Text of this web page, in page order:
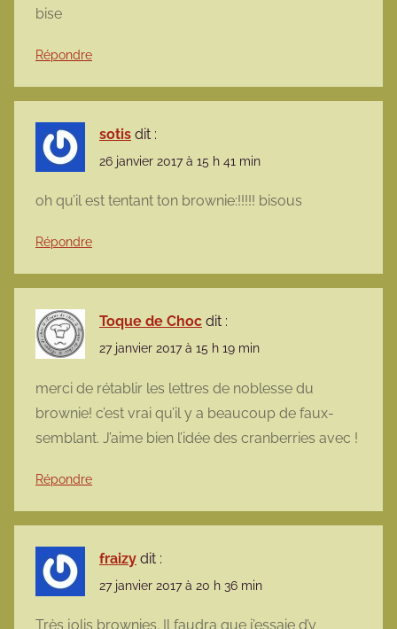
bise
Répondre
sotis dit :
26 janvier 2017 à 15 h 41 min
oh qu’il est tentant ton brownie:!!!!! bisous
Répondre
Toque de Choc dit :
27 janvier 2017 à 15 h 19 min
merci de rétablir les lettres de noblesse du
brownie! c’est vrai qu’il y a beaucoup de faux-
semblant. J’aime bien l’idée des cranberries avec !
Répondre
fraizy dit :
27 janvier 2017 à 20 h 36 min
Très jolis brownies. Il faudra que j’essaie d’y